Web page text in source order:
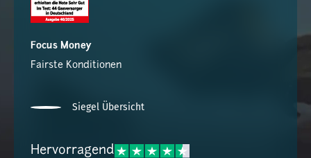
Focus Money
Fairste Konditionen
Siegel Übersicht
Hervorragend